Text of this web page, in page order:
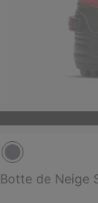
Botte de Neige